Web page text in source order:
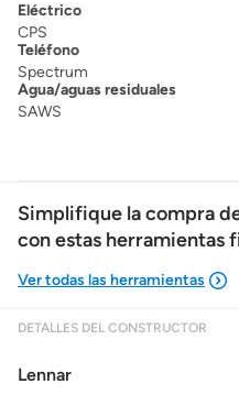
Eléctrico
CPS
Teléfono
Spectrum
Agua/aguas residuales
SAWS
Simplifique la compra
con estas herramientas
DETALLES DEL CONSTRUCTOR
Lennar